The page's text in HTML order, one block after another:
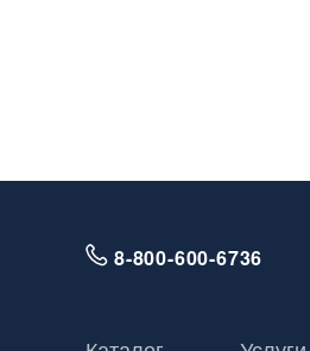
8-800-600-6736